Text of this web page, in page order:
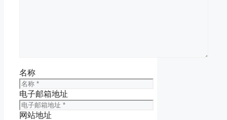
名称
电子邮箱地址
网站地址